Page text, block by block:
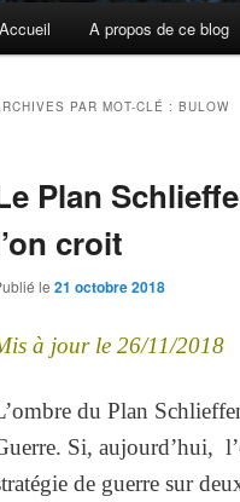
Accueil A propos de ce blog
PAR MOT-CLÉ : BULOW
Plan
croit
le 21 octobre 2018
à jour le 26/11/2018
du Plan
Si, aujourd’hui,
de guerre sur